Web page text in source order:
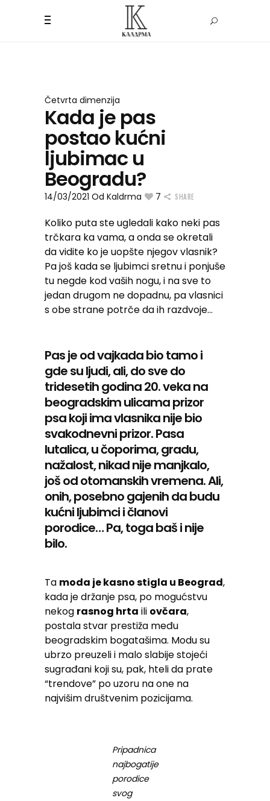
Četvrta dimenzija
Kada je pas
postao kućni
ljubimac u
Beogradu?
14/03/2021 Od Kaldrma 7 SHARE
Koliko puta ste ugledali kako neki pas
trčkara ka vama, a onda se okretali
da vidite ko je uopšte njegov vlasnik?
Pa još kada se ljubimci sretnu i ponjuše
tu negde kod vaših nogu, i na sve to
jedan drugom ne dopadnu, pa vlasnici
s obe strane potrče da ih razdvoje…
Pas je od vajkada bio tamo i
gde su ljudi, ali, do sve do
tridesetih godina 20. veka na
beogradskim ulicama prizor
psa koji ima vlasnika nije bio
svakodnevni prizor. Pasa
lutalica, u čoporima, gradu,
nažalost, nikad nije manjkalo,
još od otomanskih vremena. Ali,
onih, posebno gajenih da budu
kućni ljubimci i članovi
porodice… Pa, toga baš i nije
bilo.
Ta moda je kasno stigla u Beograd,
kada je držanje psa, po mogućstvu
nekog rasnog hrta ili ovčara,
postala stvar prestiža među
beogradskim bogatašima. Modu su
ubrzo preuzeli i malo slabije stojeći
sugrađani koji su, pak, hteli da prate
“trendove” po uzoru na one na
najvišim društvenim pozicijama.
Pripadnica
najbogatije
porodice
svog